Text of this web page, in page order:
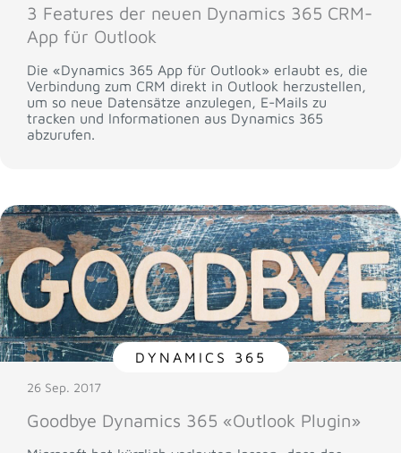
3 Features der neuen Dynamics 365 CRM-
App für Outlook
Die «Dynamics 365 App für Outlook» erlaubt es, die
Verbindung zum CRM direkt in Outlook herzustellen,
um so neue Datensätze anzulegen, E-Mails zu
tracken und Informationen aus Dynamics 365
abzurufen.
DYNAMICS 365
26 Sep. 2017
Good­bye Dynamics 365 «Outlook Plugin»